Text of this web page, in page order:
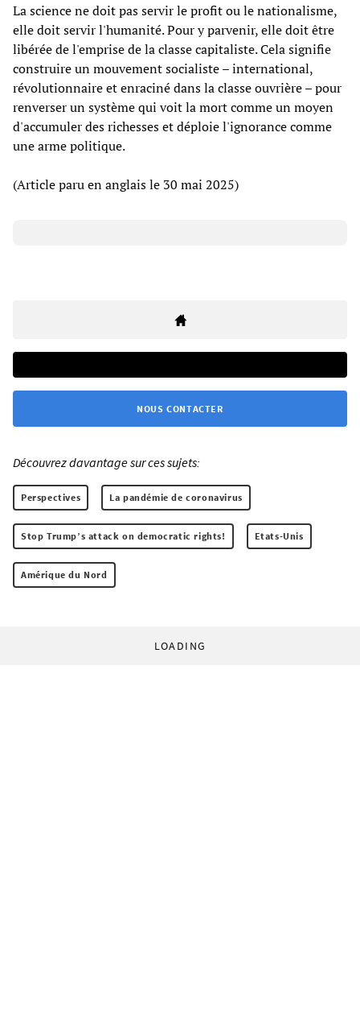
La science ne doit pas servir le profit ou le nationalisme,
elle doit servir l'humanité. Pour y parvenir, elle doit être
libérée de l'emprise de la classe capitaliste. Cela signifie
construire un mouvement socialiste – international,
révolutionnaire et enraciné dans la classe ouvrière – pour
renverser un système qui voit la mort comme un moyen
d'accumuler des richesses et déploie l'ignorance comme
une arme politique.
(Article paru en anglais le 30 mai 2025)
NOUS CONTACTER
Découvrez davantage sur ces sujets:
Perspectives La pandémie de coronavirus
Stop Trump’s attack on democratic rights! Etats-Unis
Amérique du Nord
LOADING